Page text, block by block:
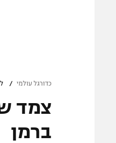
ברחבה
"מעל הליגה" –
כדורגל עולמי /
ברמן